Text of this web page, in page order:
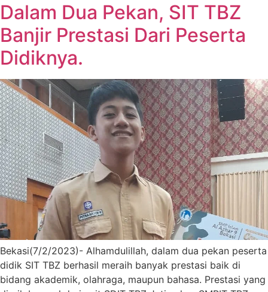
Dalam Dua Pekan, SIT TBZ
Banjir Prestasi Dari Peserta
Didiknya.
Bekasi(7/2/2023)- Alhamdulillah, dalam dua pekan peserta
didik SIT TBZ berhasil meraih banyak prestasi baik di
bidang akademik, olahraga, maupun bahasa. Prestasi yang